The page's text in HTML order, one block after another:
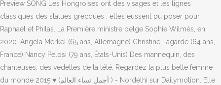
Preview SONG Les Hongroises ont des visages et les lignes
classiques des statues grecques : elles eussent pu poser pour
Raphael et Philas. La Première ministre belge Sophie Wilmès, en
2020. Angela Merkel (65 ans, Allemagne) Christine Lagarde (64 ans,
France) Nancy Pelosi (79 ans, États-Unis) Des mannequin, des
chanteuses, des vedettes de la télé. Regardez la plus belle femme
du monde 2015 ♥ (أجمل نساء العالم ) - Nordelhi sur Dailymotion. Elle